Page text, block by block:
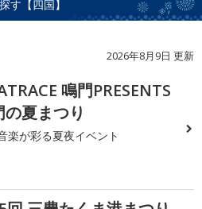
す【四国】
2026年8月9日 更新
鳴門PRESENTS
の夏まつり
楽が彩る夏夜イベント